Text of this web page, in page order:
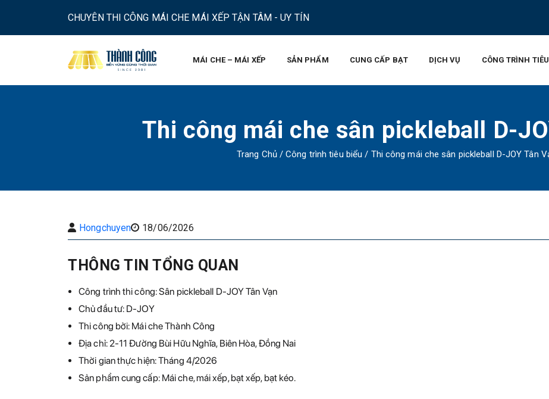
CHUYÊN THI CÔNG MÁI CHE MÁI XẾP TẬN TÂM - UY TÍN
MÁI CHE – MÁI XẾP SẢN PHẨM CUNG CẤP BẠT DỊCH VỤ CÔNG TRÌNH
Thi công mái che sân pickleball D-
Trang Chủ/Công trình tiêu biểu / Thi công mái che sân pickleball D-JOY Tân
Hongchuyen 18/06/2026
THÔNG TIN TỔNG QUAN
Công trình thi công: Sân pickleball D-JOY Tân Vạn
Chủ đầu tư: D-JOY
Thi công bởi: Mái che Thành Công
Địa chỉ: 2-11 Đường Bùi Hữu Nghĩa, Biên Hòa, Đồng Nai
Thời gian thực hiện: Tháng 4/2026
Sản phẩm cung cấp: Mái che, mái xếp, bạt xếp, bạt kéo.